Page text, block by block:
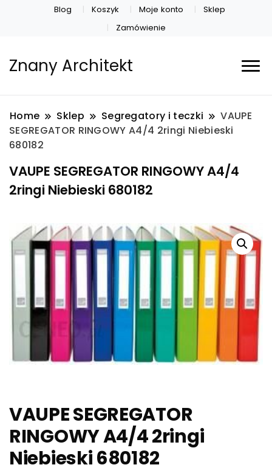
Blog Koszyk Moje konto
Sklep
Zamówienie
Znany Architekt
Home Sklep Segregatory i teczki
VAUPE
SEGREGATOR RINGOWY A4/4 2ringi Niebieski
680182
VAUPE SEGREGATOR RINGOWY A4/4
2ringi Niebieski 680182
VAUPE SEGREGATOR
RINGOWY A4/4 2ringi
Niebieski 680182